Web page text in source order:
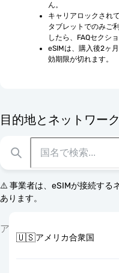
ん。
キャリアロックされ
タブレットでのみご
したら、FAQセクシ
eSIMは、購入後2ヶ
効期限が切れます。
目的地とネットワーク
⚠️ 事業者は、eSIMが接続する
あります。
ア
🇺🇸アメリカ合衆国